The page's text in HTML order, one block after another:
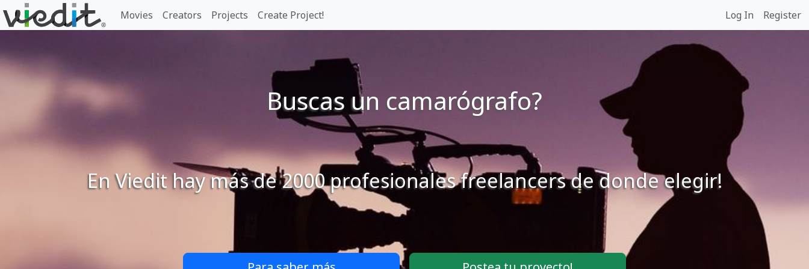
Movies Creators Projects Create Project! Log In Register
Buscas un camarógrafo?
En Viedit hay más de 2000 profesionales freelancers de donde elegir!